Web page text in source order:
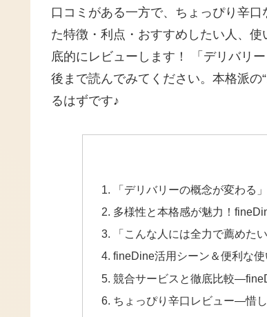
口コミがある一方で、ちょっぴり辛
た特徴・利点・おすすめしたい人、
底的にレビューします！ 「デリバリ
後まで読んでみてください。本格派
るはずです♪
「デリバリーの概念が変わ
多様性と本格感が魅力！
「こんな人には全力で薦めた
fineDine活用シーン＆便利な
競合サービスと徹底比較
ちょっぴり辛口レビュー―惜